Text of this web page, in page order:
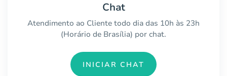
Chat
Atendimento ao Cliente todo dia das 10h às 23h
(Horário de Brasília) por chat.
INICIAR CHAT